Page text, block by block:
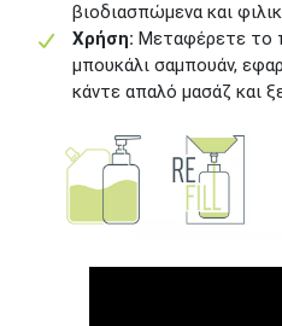
βιοδιασπώμενα και
Χρήση: Μεταφέρετε το
μπουκάλι σαμπουάν,
κάντε απαλό μασάζ και